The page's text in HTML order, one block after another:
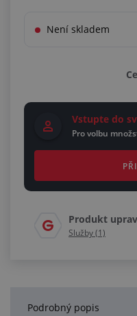
Není skladem
Vstupte do
Pro volbu
Produkt
Služby (1)
Podrobný popis